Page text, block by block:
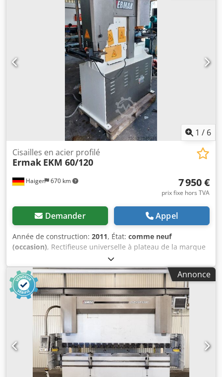
1 / 6
Haiger 670 km
Cisailles en acier profilé
Ermak EKM 60/120
7 950 €
prix fixe hors TVA
Demander Appel
Année de construction: 2011, État: comme neuf
(occasion), Rectifieuse universelle à plateau de la marque
Elb, adaptée à la fabrication d’outils, de gabarits, à la
formation et à la fabrication de moules. Pression : 60,0 t
Acier carré : 35,0 mm Caractéristiques techniques Pression
: 60,0 t Acier carré : 35,0 mm Acier en L : 120x120x12 mm
Acier rond : 40,0 mm Dsdpoiitwnefx Ac Ejck Section de
poinçonnage en mm² : Ø28 dans 15 / Ø38 dans 11 mm
Portée : 220 mm Acier plat : 200x20 / 300x15 mm Longueur
de la lame : 317 mm Contenance d’huile : 45,0 litres
Hauteur de travail : 940 / 1140 mm Nombre de courses par
minute : max. 26 Course de travail : 55,0 mm Puissance
totale requise : 4,0 kW Poids de la machine (environ) : 1425
kg Dimensions (H x L x P) : 1510 x 590 x 1570 mm
Annonce